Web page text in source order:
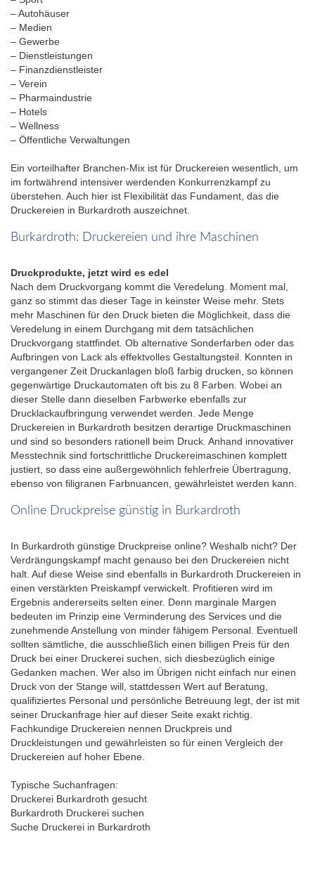
– Autohäuser
– Medien
– Gewerbe
– Dienstleistungen
– Finanzdienstleister
– Verein
– Pharmaindustrie
– Hotels
– Wellness
– Öffentliche Verwaltungen
Ein vorteilhafter Branchen-Mix ist für Druckereien wesentlich, um
im fortwährend intensiver werdenden Konkurrenzkampf zu
überstehen. Auch hier ist Flexibilität das Fundament, das die
Druckereien in Burkardroth auszeichnet.
Burkardroth: Druckereien und ihre Maschinen
Druckprodukte, jetzt wird es edel
Nach dem Druckvorgang kommt die Veredelung. Moment mal,
ganz so stimmt das dieser Tage in keinster Weise mehr. Stets
mehr Maschinen für den Druck bieten die Möglichkeit, dass die
Veredelung in einem Durchgang mit dem tatsächlichen
Druckvorgang stattfindet. Ob alternative Sonderfarben oder das
Aufbringen von Lack als effektvolles Gestaltungsteil. Konnten in
vergangener Zeit Druckanlagen bloß farbig drucken, so können
gegenwärtige Druckautomaten oft bis zu 8 Farben. Wobei an
dieser Stelle dann dieselben Farbwerke ebenfalls zur
Drucklackaufbringung verwendet werden. Jede Menge
Druckereien in Burkardroth besitzen derartige Druckmaschinen
und sind so besonders rationell beim Druck. Anhand innovativer
Messtechnik sind fortschrittliche Druckereimaschinen komplett
justiert, so dass eine außergewöhnlich fehlerfreie Übertragung,
ebenso von filigranen Farbnuancen, gewährleistet werden kann.
Online Druckpreise günstig in Burkardroth
In Burkardroth günstige Druckpreise online? Weshalb nicht? Der
Verdrängungskampf macht genauso bei den Druckereien nicht
halt. Auf diese Weise sind ebenfalls in Burkardroth Druckereien in
einen verstärkten Preiskampf verwickelt. Profitieren wird im
Ergebnis andererseits selten einer. Denn marginale Margen
bedeuten im Prinzip eine Verminderung des Services und die
zunehmende Anstellung von minder fähigem Personal. Eventuell
sollten sämtliche, die ausschließlich einen billigen Preis für den
Druck bei einer Druckerei suchen, sich diesbezüglich einige
Gedanken machen. Wer also im Übrigen nicht einfach nur einen
Druck von der Stange will, stattdessen Wert auf Beratung,
qualifiziertes Personal und persönliche Betreuung legt, der ist mit
seiner Druckanfrage hier auf dieser Seite exakt richtig.
Fachkundige Druckereien nennen Druckpreis und
Druckleistungen und gewährleisten so für einen Vergleich der
Druckereien auf hoher Ebene.
Typische Suchanfragen:
Druckerei Burkardroth gesucht
Burkardroth Druckerei suchen
Suche Druckerei in Burkardroth